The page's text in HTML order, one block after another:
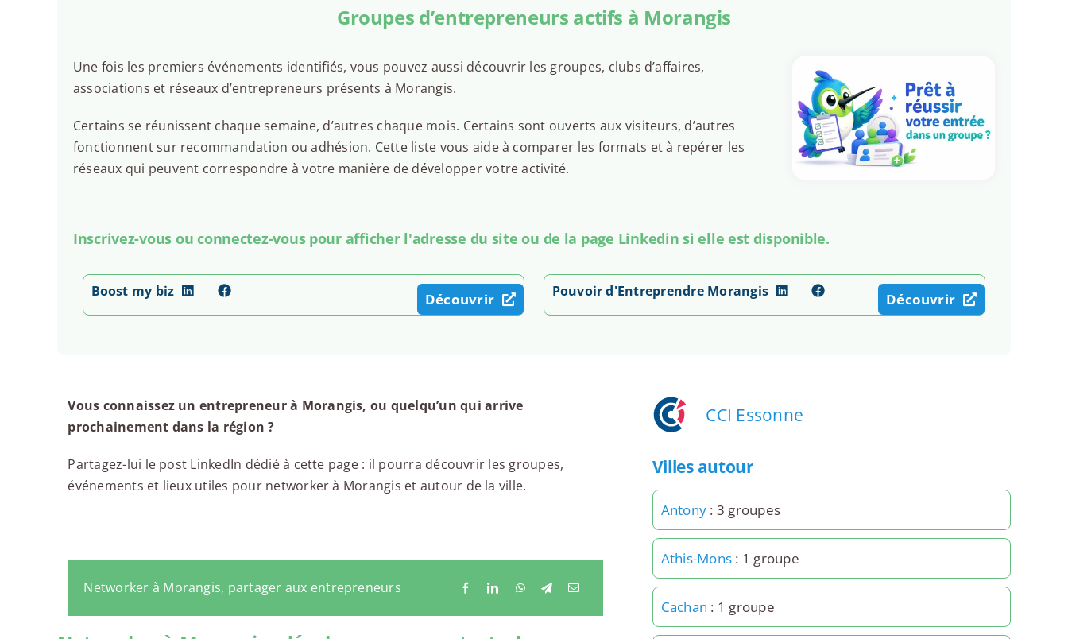
Groupes d’entrepreneurs actifs à Morangis
Une fois les premiers événements identifiés, vous pouvez aussi découvrir les groupes, clubs d’affaires,
associations et réseaux d’entrepreneurs présents à Morangis.
Certains se réunissent chaque semaine, d’autres chaque mois. Certains sont ouverts aux visiteurs, d’autres
fonctionnent sur recommandation ou adhésion. Cette liste vous aide à comparer les formats et à repérer les
réseaux qui peuvent correspondre à votre manière de développer votre activité.
Inscrivez-vous ou connectez-vous pour afficher l'adresse du site ou de la page Linkedin si elle est disponible.
Boost my biz Découvrir Pouvoir d'Entreprendre Morangis Découvrir
Vous connaissez un entrepreneur à Morangis, ou quelqu’un qui arrive
prochainement dans la région ?
Partagez-lui le post LinkedIn dédié à cette page : il pourra découvrir les groupes,
événements et lieux utiles pour networker à Morangis et autour de la ville.
Networker à Morangis, partager aux entrepreneurs
CCI Essonne
Villes autour
Antony : 3 groupes
Athis-Mons : 1 groupe
Cachan : 1 groupe